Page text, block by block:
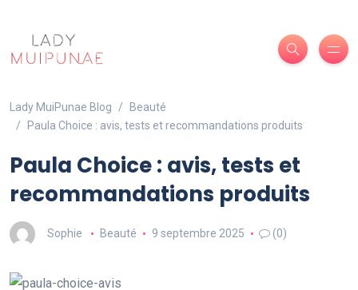
Lady MuiPunae Blog
Beauté
Paula Choice : avis, tests et recommandations produits
Paula Choice : avis, tests et
recommandations produits
Sophie Beauté 9 septembre 2025 (0)